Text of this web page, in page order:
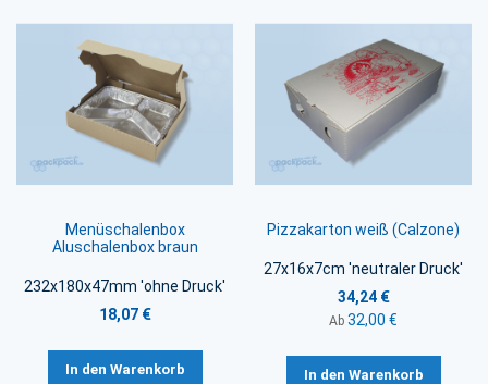
Menüschalenbox
Aluschalenbox braun
232x180x47mm 'ohne Druck'
18,07 €
In den Warenkorb
Pizzakarton weiß (Calzone)
27x16x7cm 'neutraler Druck'
34,24 €
Ab 32,00 €
In den Warenkorb